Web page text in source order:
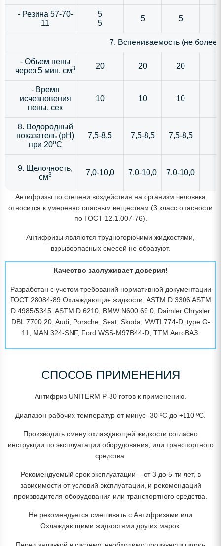
- Резина 57-70-
11
5
5
5 5
7. Вспениваемость (не более):
- Объем пены
через 5 мин, см3 20 20 20
- Время
исчезновения
пены, сек
10 10 10
8. Водородный
показатель (рН)
при 20oC
7,5-8,5 7,5-8,5 7,5-8,5
9. Щелочность,
см3 7,0-10,0 7,0-10,0 7,0-10,0
Антифризы по степени воздействия на организм человека
относится к умеренно опасным веществам (3 класс опасности
по ГОСТ 12.1.007-76).
Антифризы являются трудногорючими жидкостями,
взрывоопасных смесей не образуют.
Качество заслуживает доверия!
Разработан с учетом требований нормативной документации
ГОСТ 28084-89 Охлаждающие жидкости; ASTM D 3306 ASTM
D 4985/5345: ASTM D 6210; BMW N600 69.0; Daimler Chrysler
DBL 7700.20; Audi, Porsche, Seat, Skoda, VWTL774-D, type G-
11; MAN 324-SNF, Ford WSS-M97B44-D, TTM АвтоВАЗ.
СПОСОБ ПРИМЕНЕНИЯ
Антифриз UNITERM P-30 готов к применению.
Диапазон рабочих температур от минус -30 ºС до +110 ºС.
Производить смену охлаждающей жидкости согласно
инструкции по эксплуатации оборудования, или транспортного
средства.
Рекомендуемый срок эксплуатации – от 3 до 5-ти лет, в
зависимости от условий эксплуатации, и рекомендаций
производителя оборудования или транспортного средства.
Не рекомендуется смешивать с Антифризами или
Охлаждающими жидкостями других марок.